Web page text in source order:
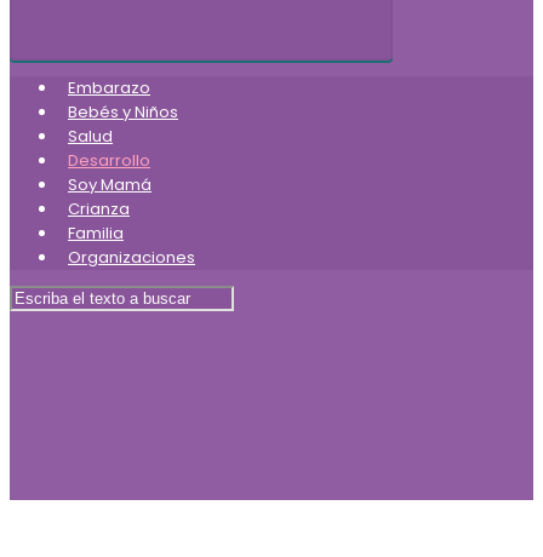
Embarazo
Bebés y Niños
Salud
Desarrollo
Soy Mamá
Crianza
Familia
Organizaciones